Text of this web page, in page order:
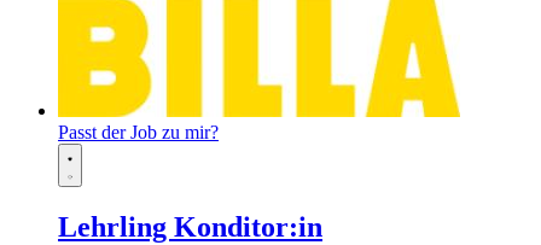
Passt der Job zu mir?
Lehrling Konditor:in